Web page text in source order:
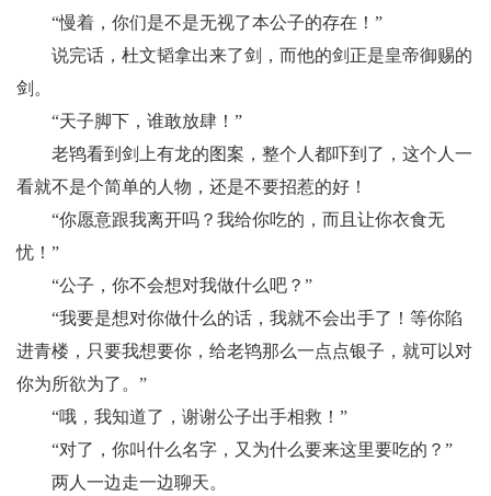
“慢着，你们是不是无视了本公子的存在！”
说完话，杜文韬拿出来了剑，而他的剑正是皇帝御赐的
剑。
“天子脚下，谁敢放肆！”
老鸨看到剑上有龙的图案，整个人都吓到了，这个人一
看就不是个简单的人物，还是不要招惹的好！
“你愿意跟我离开吗？我给你吃的，而且让你衣食无
忧！”
“公子，你不会想对我做什么吧？”
“我要是想对你做什么的话，我就不会出手了！等你陷
进青楼，只要我想要你，给老鸨那么一点点银子，就可以对
你为所欲为了。”
“哦，我知道了，谢谢公子出手相救！”
“对了，你叫什么名字，又为什么要来这里要吃的？”
两人一边走一边聊天。